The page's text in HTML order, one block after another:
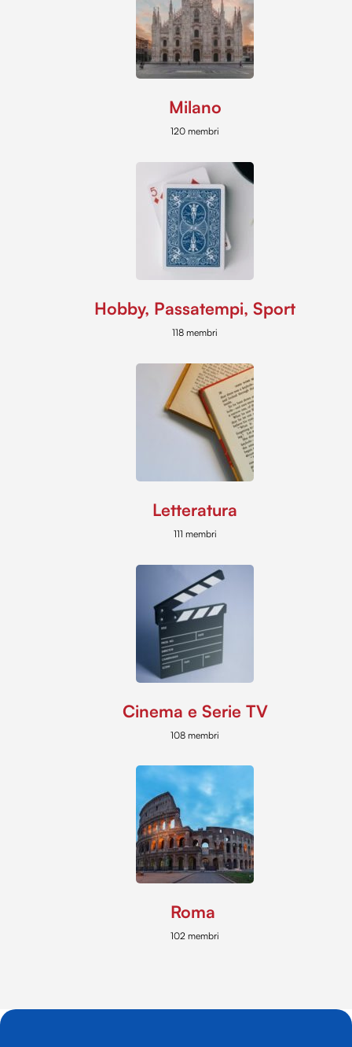
Milano
120 membri
Hobby, Passatempi, Sport
118 membri
Letteratura
111 membri
Cinema e Serie TV
108 membri
Roma
102 membri